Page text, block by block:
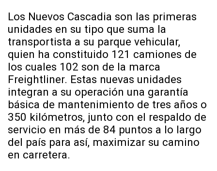
Los Nuevos Cascadia son las primeras
unidades en su tipo que suma la
transportista a su parque vehicular,
quien ha constituido 121 camiones de
los cuales 102 son de la marca
Freightliner. Estas nuevas unidades
integran a su operación una garantía
básica de mantenimiento de tres años o
350 kilómetros, junto con el respaldo de
servicio en más de 84 puntos a lo largo
del país para así, maximizar su camino
en carretera.